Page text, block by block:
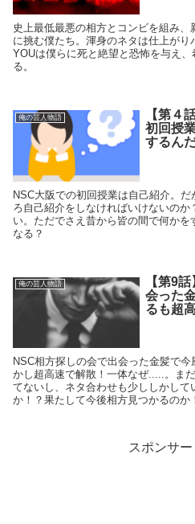
史上最低最悪の相方とコンビを組み
に挑む僕たち。渾身のネタは仕上が
YOUは僕らに死と絶望と恐怖を与え
る。
俺の芸人物語
【第４
初回授
するん
NSC大阪での初回授業は自己紹介。
ろ自己紹介をしなければいけないの
い。ただでさえ昔から皆の間で何か
なる？
俺の芸人物語
【第9
会った
るも超
NSC相方探しの会で出会った金髪で
かし超高速で解散！一体なぜ.....。ま
てないし、ネタ合わせも少ししかし
か！？果たして今後相方見つかるのか
スポンサー